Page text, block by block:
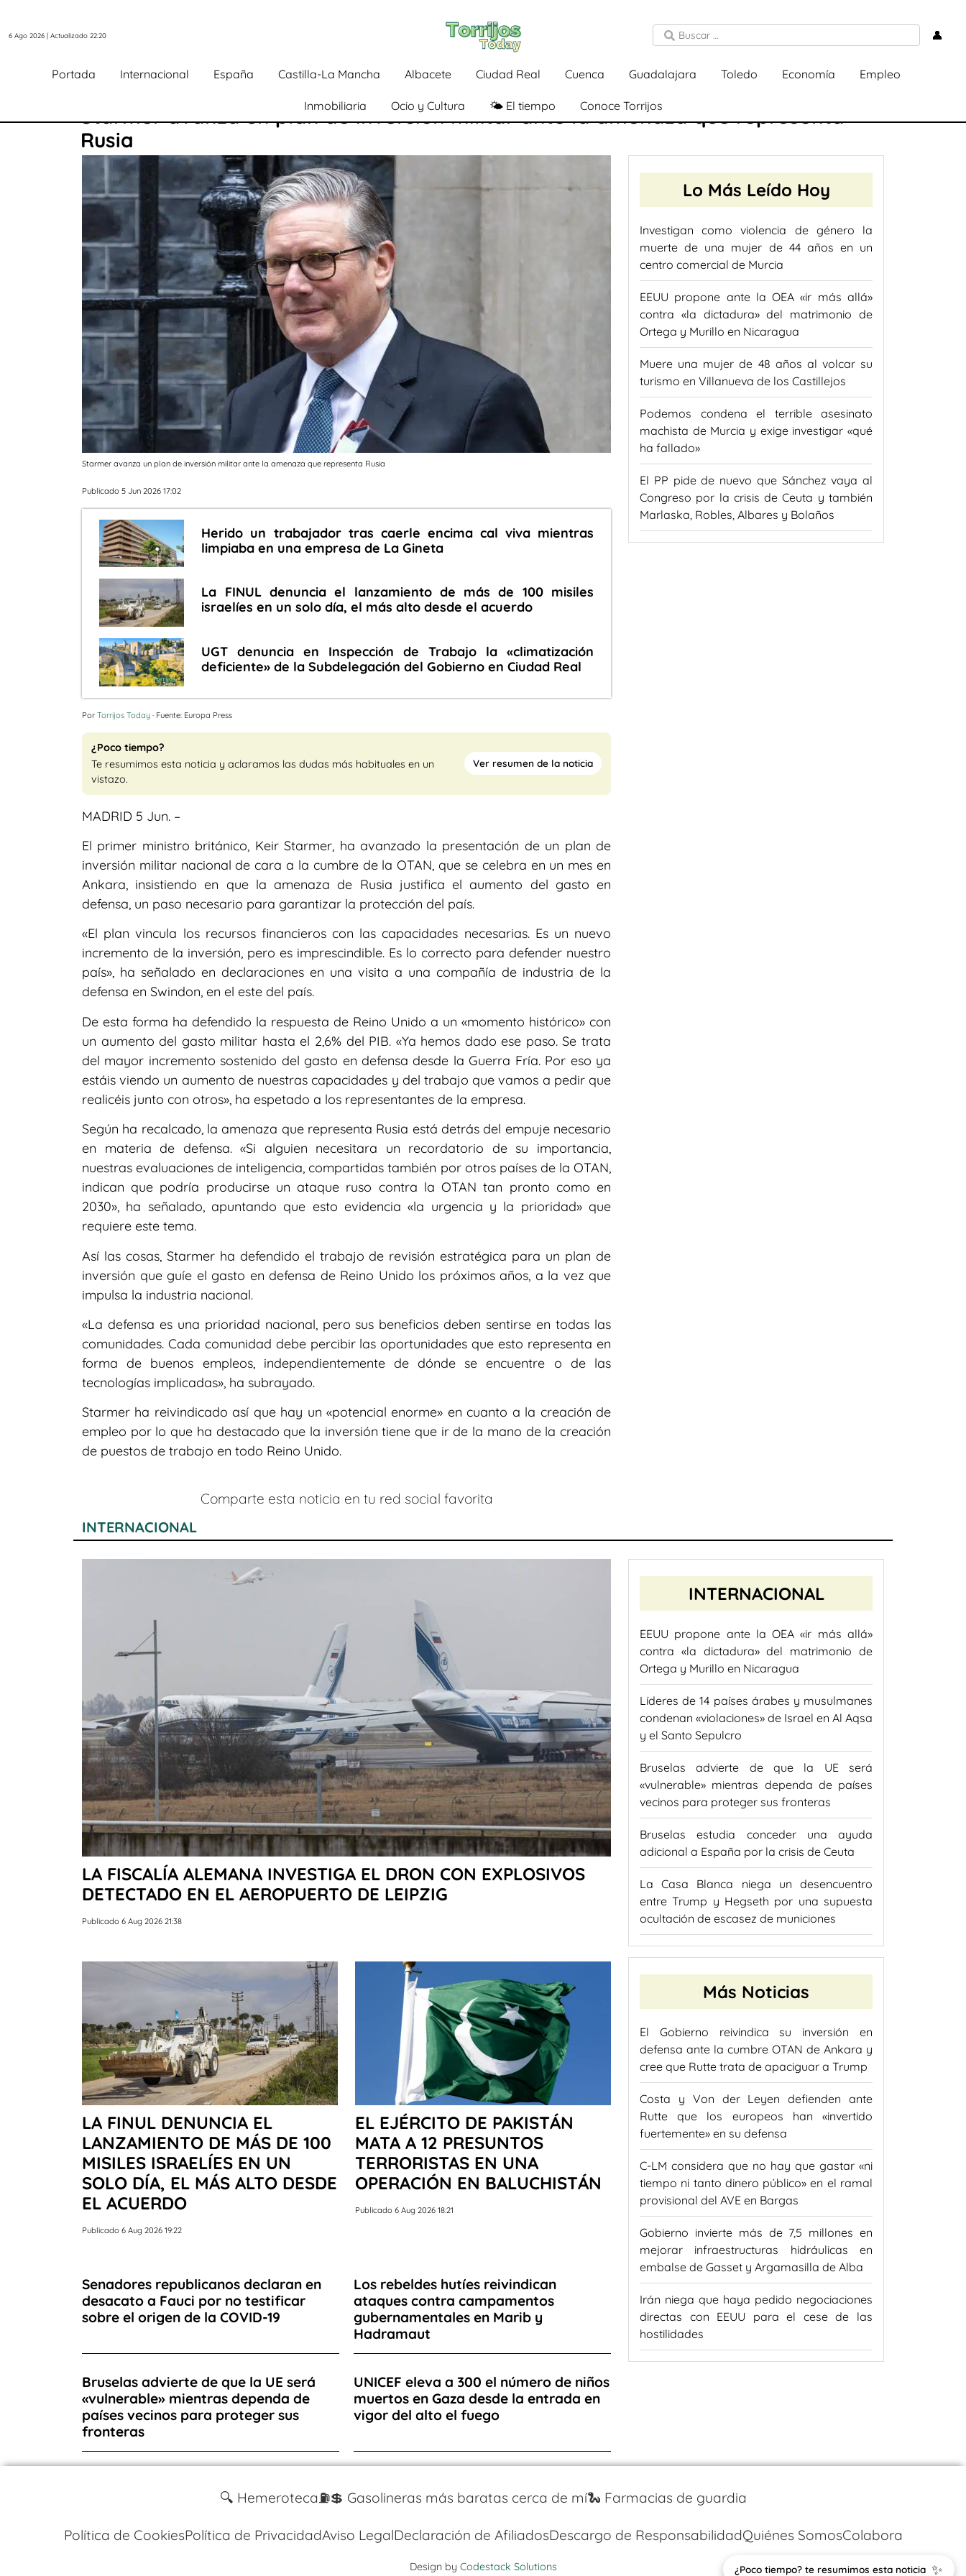
6 Ago 2026 | Actualizado 22:20 👤
Portada Internacional España Castilla-La Mancha Albacete Ciudad Real Cuenca Guadalajara Toledo Economía Empleo
Inmobiliaria Ocio y Cultura 🌤️ El tiempo Conoce Torrijos
Starmer avanza un plan de inversión militar ante la amenaza que representa
Rusia
Starmer avanza un plan de inversión militar ante la amenaza que representa Rusia
Publicado 5 Jun 2026 17:02
Herido un trabajador tras caerle encima cal viva mientras
limpiaba en una empresa de La Gineta
La FINUL denuncia el lanzamiento de más de 100 misiles
israelíes en un solo día, el más alto desde el acuerdo
UGT denuncia en Inspección de Trabajo la «climatización
deficiente» de la Subdelegación del Gobierno en Ciudad Real
Por Torrijos Today · Fuente: Europa Press
¿Poco tiempo?
Te resumimos esta noticia y aclaramos las dudas más habituales en un
vistazo.
Ver resumen de la noticia
MADRID 5 Jun. –
El primer ministro británico, Keir Starmer, ha avanzado la presentación de un plan de
inversión militar nacional de cara a la cumbre de la OTAN, que se celebra en un mes en
Ankara, insistiendo en que la amenaza de Rusia justifica el aumento del gasto en
defensa, un paso necesario para garantizar la protección del país.
«El plan vincula los recursos financieros con las capacidades necesarias. Es un nuevo
incremento de la inversión, pero es imprescindible. Es lo correcto para defender nuestro
país», ha señalado en declaraciones en una visita a una compañía de industria de la
defensa en Swindon, en el este del país.
De esta forma ha defendido la respuesta de Reino Unido a un «momento histórico» con
un aumento del gasto militar hasta el 2,6% del PIB. «Ya hemos dado ese paso. Se trata
del mayor incremento sostenido del gasto en defensa desde la Guerra Fría. Por eso ya
estáis viendo un aumento de nuestras capacidades y del trabajo que vamos a pedir que
realicéis junto con otros», ha espetado a los representantes de la empresa.
Según ha recalcado, la amenaza que representa Rusia está detrás del empuje necesario
en materia de defensa. «Si alguien necesitara un recordatorio de su importancia,
nuestras evaluaciones de inteligencia, compartidas también por otros países de la OTAN,
indican que podría producirse un ataque ruso contra la OTAN tan pronto como en
2030», ha señalado, apuntando que esto evidencia «la urgencia y la prioridad» que
requiere este tema.
Así las cosas, Starmer ha defendido el trabajo de revisión estratégica para un plan de
inversión que guíe el gasto en defensa de Reino Unido los próximos años, a la vez que
impulsa la industria nacional.
«La defensa es una prioridad nacional, pero sus beneficios deben sentirse en todas las
comunidades. Cada comunidad debe percibir las oportunidades que esto representa en
forma de buenos empleos, independientemente de dónde se encuentre o de las
tecnologías implicadas», ha subrayado.
Starmer ha reivindicado así que hay un «potencial enorme» en cuanto a la creación de
empleo por lo que ha destacado que la inversión tiene que ir de la mano de la creación
de puestos de trabajo en todo Reino Unido.
¿Poco tiempo? te resumimos esta noticia ✨
Comparte esta noticia en tu red social favorita
Lo Más Leído Hoy
Investigan como violencia de género la
muerte de una mujer de 44 años en un
centro comercial de Murcia
EEUU propone ante la OEA «ir más allá»
contra «la dictadura» del matrimonio de
Ortega y Murillo en Nicaragua
Muere una mujer de 48 años al volcar su
turismo en Villanueva de los Castillejos
Podemos condena el terrible asesinato
machista de Murcia y exige investigar «qué
ha fallado»
El PP pide de nuevo que Sánchez vaya al
Congreso por la crisis de Ceuta y también
Marlaska, Robles, Albares y Bolaños
INTERNACIONAL
LA FISCALÍA ALEMANA INVESTIGA EL DRON CON EXPLOSIVOS
DETECTADO EN EL AEROPUERTO DE LEIPZIG
Publicado 6 Aug 2026 21:38
LA FINUL DENUNCIA EL
LANZAMIENTO DE MÁS DE 100
MISILES ISRAELÍES EN UN
SOLO DÍA, EL MÁS ALTO DESDE
EL ACUERDO
Publicado 6 Aug 2026 19:22
EL EJÉRCITO DE PAKISTÁN
MATA A 12 PRESUNTOS
TERRORISTAS EN UNA
OPERACIÓN EN BALUCHISTÁN
Publicado 6 Aug 2026 18:21
Senadores republicanos declaran en
desacato a Fauci por no testificar
sobre el origen de la COVID-19
Los rebeldes hutíes reivindican
ataques contra campamentos
gubernamentales en Marib y
Hadramaut
Bruselas advierte de que la UE será
«vulnerable» mientras dependa de
países vecinos para proteger sus
fronteras
UNICEF eleva a 300 el número de niños
muertos en Gaza desde la entrada en
vigor del alto el fuego
INTERNACIONAL
EEUU propone ante la OEA «ir más allá»
contra «la dictadura» del matrimonio de
Ortega y Murillo en Nicaragua
Líderes de 14 países árabes y musulmanes
condenan «violaciones» de Israel en Al Aqsa
y el Santo Sepulcro
Bruselas advierte de que la UE será
«vulnerable» mientras dependa de países
vecinos para proteger sus fronteras
Bruselas estudia conceder una ayuda
adicional a España por la crisis de Ceuta
La Casa Blanca niega un desencuentro
entre Trump y Hegseth por una supuesta
ocultación de escasez de municiones
Más Noticias
El Gobierno reivindica su inversión en
defensa ante la cumbre OTAN de Ankara y
cree que Rutte trata de apaciguar a Trump
Costa y Von der Leyen defienden ante
Rutte que los europeos han «invertido
fuertemente» en su defensa
C-LM considera que no hay que gastar «ni
tiempo ni tanto dinero público» en el ramal
provisional del AVE en Bargas
Gobierno invierte más de 7,5 millones en
mejorar infraestructuras hidráulicas en
embalse de Gasset y Argamasilla de Alba
Irán niega que haya pedido negociaciones
directas con EEUU para el cese de las
hostilidades
🔍 Hemeroteca⛽️💲 Gasolineras más baratas cerca de mí🐍 Farmacias de guardia
Política de CookiesPolítica de PrivacidadAviso LegalDeclaración de AfiliadosDescargo de ResponsabilidadQuiénes SomosColabora
Design by Codestack Solutions